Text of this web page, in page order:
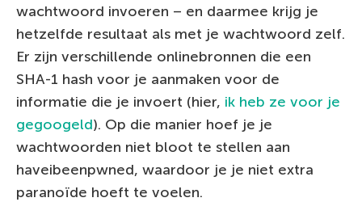
wachtwoord invoeren – en daarmee krijg je
hetzelfde resultaat als met je wachtwoord zelf.
Er zijn verschillende onlinebronnen die een
SHA-1 hash voor je aanmaken voor de
informatie die je invoert (hier, ik heb ze voor je
gegoogeld). Op die manier hoef je je
wachtwoorden niet bloot te stellen aan
haveibeenpwned, waardoor je je niet extra
paranoïde hoeft te voelen.